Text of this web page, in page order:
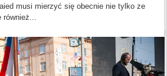
musi mierzyć się obecnie nie tylko ze